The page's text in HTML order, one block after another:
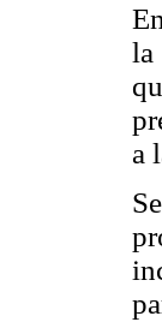
la
a